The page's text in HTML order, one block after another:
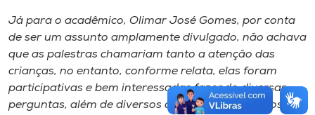
Já para o acadêmico, Olimar José Gomes, por conta
de ser um assunto amplamente divulgado, não achava
que as palestras chamariam tanto a atenção das
crianças, no entanto, conforme relata, elas foram
participativas e bem interessadas fazendo diversas
perguntas, além de diversos comentários e relatos de